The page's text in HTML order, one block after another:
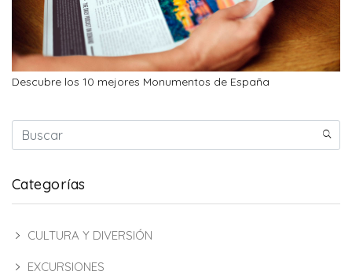
Descubre los 10 mejores Monumentos de España
Categorías
CULTURA Y DIVERSIÓN
EXCURSIONES